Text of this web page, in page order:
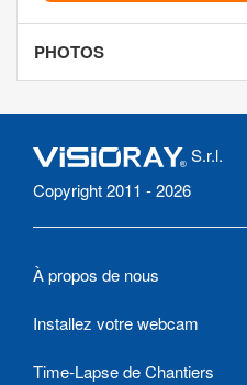
PHOTOS
S.r.l.
Copyright 2011 - 2026
À propos de nous
Installez votre webcam
Time-Lapse de Chantiers